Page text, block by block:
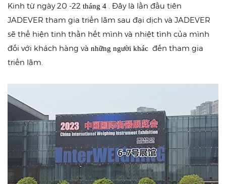
Kinh từ ngày 20 -22 tháng 4 . Đây là lần đầu tiên
JADEVER tham gia triển lãm sau đại dịch và JADEVER
sẽ thể hiện tinh thần hết mình và nhiệt tình của mình
đối với khách hàng và những người khác đến tham gia
triển lãm.